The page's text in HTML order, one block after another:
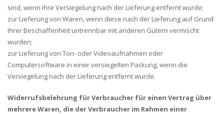
sind, wenn ihre Versiegelung nach der Lieferung entfernt wurde;
zur Lieferung von Waren, wenn diese nach der Lieferung auf Grund
ihrer Beschaffenheit untrennbar mit anderen Gütern vermischt
wurden;
zur Lieferung von Ton- oder Videoaufnahmen oder
Computersoftware in einer versiegelten Packung, wenn die
Versiegelung nach der Lieferung entfernt wurde.
Widerrufsbelehrung für Verbraucher für einen Vertrag über
mehrere Waren, die der Verbraucher im Rahmen einer